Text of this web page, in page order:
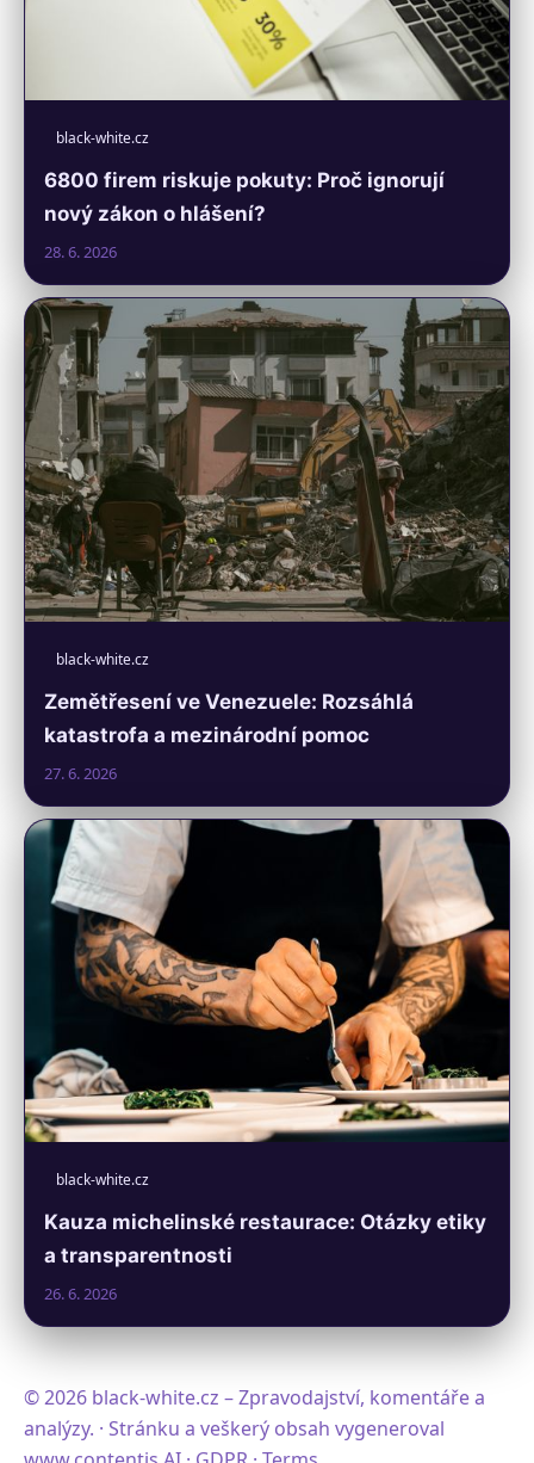
black-white.cz
6800 firem riskuje pokuty: Proč ignorují
nový zákon o hlášení?
28. 6. 2026
black-white.cz
Zemětřesení ve Venezuele: Rozsáhlá
katastrofa a mezinárodní pomoc
27. 6. 2026
black-white.cz
Kauza michelinské restaurace: Otázky etiky
a transparentnosti
26. 6. 2026
© 2026 black-white.cz – Zpravodajství, komentáře a
analýzy. · Stránku a veškerý obsah vygeneroval